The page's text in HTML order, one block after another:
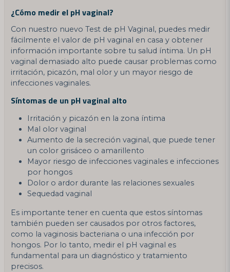
¿Cómo medir el pH vaginal?
Con nuestro nuevo Test de pH Vaginal, puedes medir
fácilmente el valor de pH vaginal en casa y obtener
información importante sobre tu salud íntima. Un pH
vaginal demasiado alto puede causar problemas como
irritación, picazón, mal olor y un mayor riesgo de
infecciones vaginales.
Síntomas de un pH vaginal alto
Irritación y picazón en la zona íntima
Mal olor vaginal
Aumento de la secreción vaginal, que puede tener
un color grisáceo o amarillento
Mayor riesgo de infecciones vaginales e infecciones
por hongos
Dolor o ardor durante las relaciones sexuales
Sequedad vaginal
Es importante tener en cuenta que estos síntomas
también pueden ser causados por otros factores,
como la vaginosis bacteriana o una infección por
hongos. Por lo tanto, medir el pH vaginal es
fundamental para un diagnóstico y tratamiento
precisos.